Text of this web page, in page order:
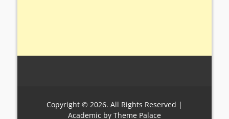
Copyright © 2026. All Rights Reserved |
Academic by Theme Palace